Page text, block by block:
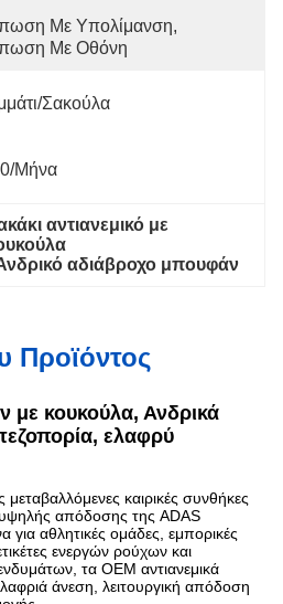
Με Υπολίμανση,
Με Οθόνη
σακούλα
μήνα
αντιανεμικό με
αδιάβροχο μπουφάν
Προϊόντος
με κουκούλα, Ανδρικά
ελαφρύ
μεταβαλλόμενες καιρικές συνθήκες
απόδοσης της ADAS
αθλητικές ομάδες, εμπορικές
ενεργών ρούχων και
τα OEM αντιανεμικά
άνεση, λειτουργική απόδοση